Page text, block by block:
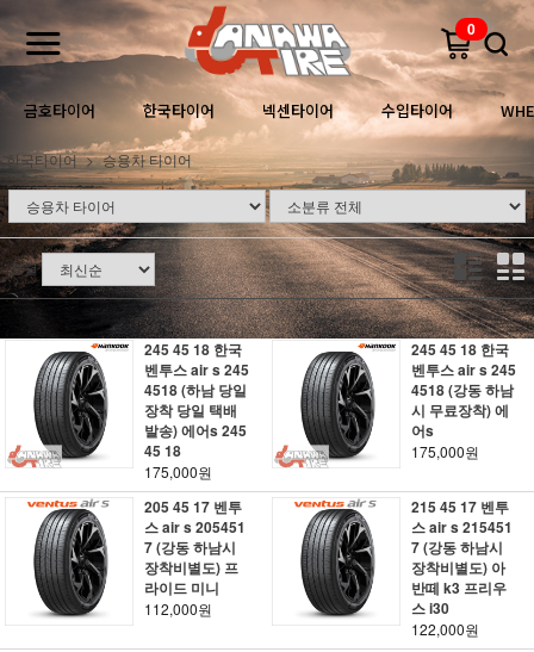
0
금호타이어 한국타이어 넥센타이어 수입타이어
한국타이어 승용차 타이어
정렬
245 45 18 한국
벤투스 air s 245
4518 (하남 당일
장착 당일 택배
발송) 에어s 245
45 18
175,000원
245 45 18 한국
벤투스 air s 245
4518 (강동 하남
시 무료장착) 에
어s
175,000원
205 45 17 벤투
스 air s 205451
7 (강동 하남시
장착비별도) 프
라이드 미니
112,000원
215 45 17 벤투
스 air s 215451
7 (강동 하남시
장착비별도) 아
반떼 k3 프리우
스 i30
122,000원